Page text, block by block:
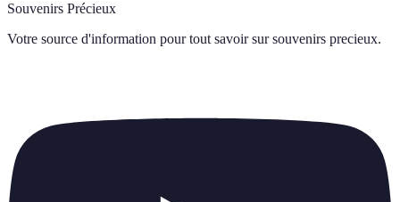
Souvenirs Précieux
Votre source d'information pour tout savoir sur souvenirs precieux.